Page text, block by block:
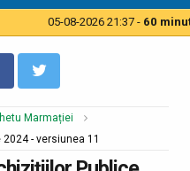
05-08-2026 21:37 - 60
Marmației
- versiunea 11